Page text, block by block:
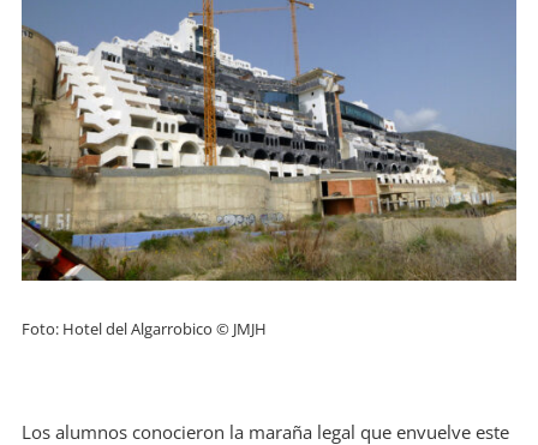
Foto: Hotel del Algarrobico © JMJH
Los alumnos conocieron la maraña legal que envuelve este